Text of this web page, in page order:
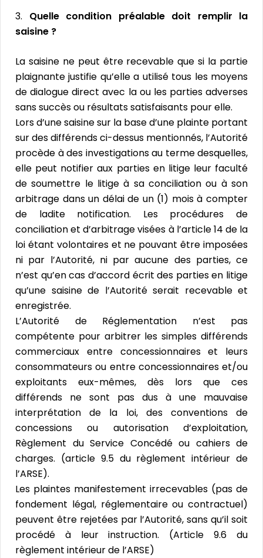
3. Quelle condition préalable doit remplir la
saisine ?
La saisine ne peut être recevable que si la partie
plaignante justifie qu’elle a utilisé tous les moyens
de dialogue direct avec la ou les parties adverses
sans succès ou résultats satisfaisants pour elle.
Lors d’une saisine sur la base d’une plainte portant
sur des différends ci-dessus mentionnés, l’Autorité
procède à des investigations au terme desquelles,
elle peut notifier aux parties en litige leur faculté
de soumettre le litige à sa conciliation ou à son
arbitrage dans un délai de un (1) mois à compter
de ladite notification. Les procédures de
conciliation et d’arbitrage visées à l’article 14 de la
loi étant volontaires et ne pouvant être imposées
ni par l’Autorité, ni par aucune des parties, ce
n’est qu’en cas d’accord écrit des parties en litige
qu’une saisine de l’Autorité serait recevable et
enregistrée.
L’Autorité de Réglementation n’est pas
compétente pour arbitrer les simples différends
commerciaux entre concessionnaires et leurs
consommateurs ou entre concessionnaires et/ou
exploitants eux-mêmes, dès lors que ces
différends ne sont pas dus à une mauvaise
interprétation de la loi, des conventions de
concessions ou autorisation d’exploitation,
Règlement du Service Concédé ou cahiers de
charges. (article 9.5 du règlement intérieur de
l’ARSE).
Les plaintes manifestement irrecevables (pas de
fondement légal, réglementaire ou contractuel)
peuvent être rejetées par l’Autorité, sans qu’il soit
procédé à leur instruction. (Article 9.6 du
règlement intérieur de l’ARSE)